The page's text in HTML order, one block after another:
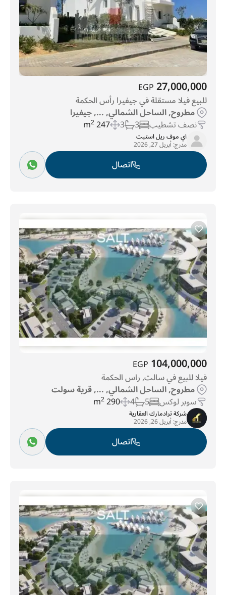
27,000,000
EGP
للبيع فيلا مستقلة في جيفيرا رأس الحكمة
مطروح, الساحل الشمالي, ..., جيفيرا
نصف تشطيب 3
3
247 m
2
اي موف ريل استيت
مدرج:أبريل 27, 2026
اتصال
104,000,000
EGP
فيلا للبيع في سالت, راس الحكمة
مطروح, الساحل الشمالي, ..., قرية سولت
سوبر لوكس 5
4
290 m
2
شركة ترادمارك العقارية
مدرج:أبريل 26, 2026
اتصال